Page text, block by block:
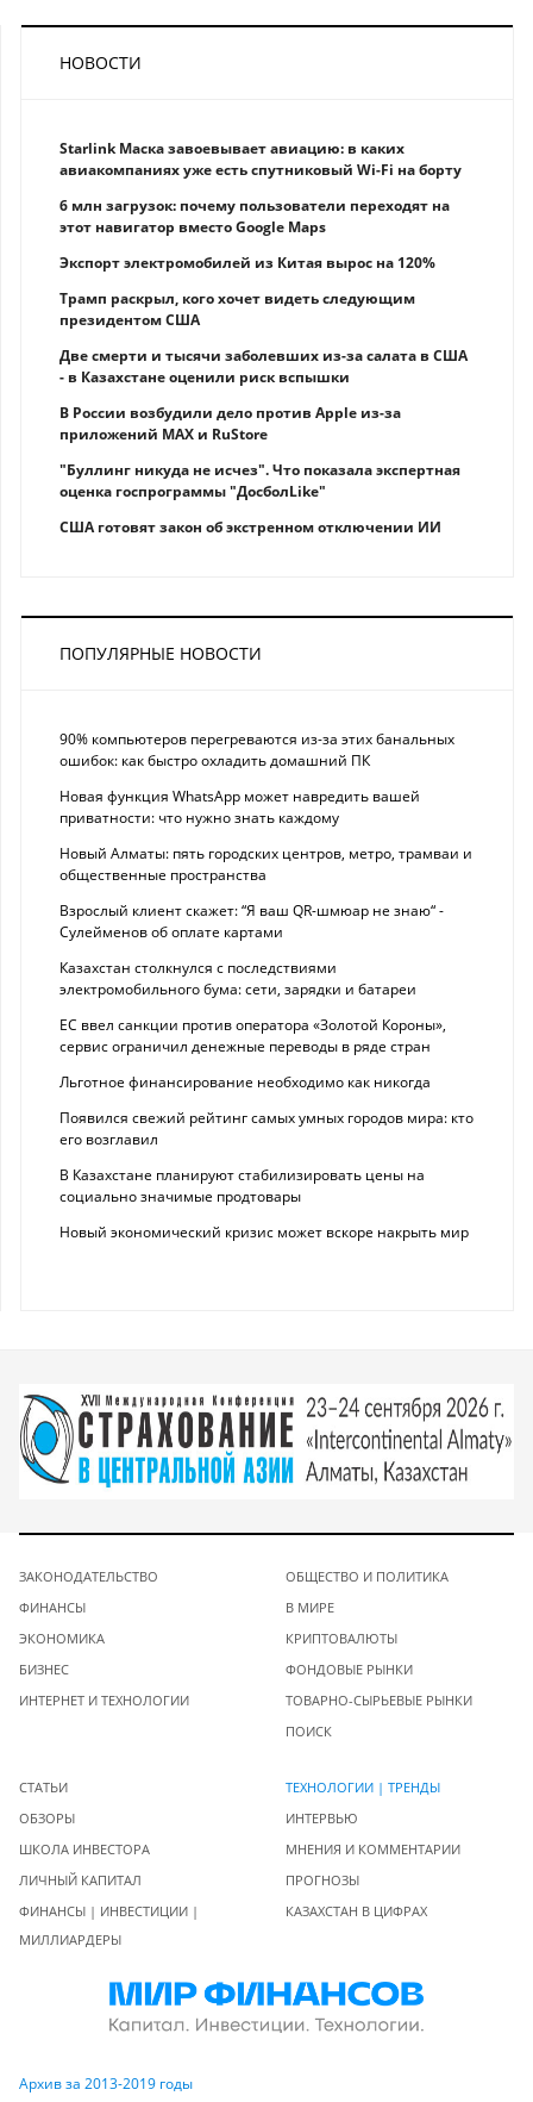
НОВОСТИ
Starlink Маска завоевывает авиацию: в каких
авиакомпаниях уже есть спутниковый Wi-Fi на борту
6 млн загрузок: почему пользователи переходят на
этот навигатор вместо Google Maps
Экспорт электромобилей из Китая вырос на 120%
Трамп раскрыл, кого хочет видеть следующим
президентом США
Две смерти и тысячи заболевших из-за салата в США
- в Казахстане оценили риск вспышки
В России возбудили дело против Apple из-за
приложений MAX и RuStore
"Буллинг никуда не исчез". Что показала экспертная
оценка госпрограммы "ДосболLike"
США готовят закон об экстренном отключении ИИ
ПОПУЛЯРНЫЕ НОВОСТИ
90% компьютеров перегреваются из-за этих банальных
ошибок: как быстро охладить домашний ПК
Новая функция WhatsApp может навредить вашей
приватности: что нужно знать каждому
Новый Алматы: пять городских центров, метро, трамваи и
общественные пространства
Взрослый клиент скажет: “Я ваш QR-шмюар не знаю“ -
Сулейменов об оплате картами
Казахстан столкнулся с последствиями
электромобильного бума: сети, зарядки и батареи
ЕС ввел санкции против оператора «Золотой Короны»,
сервис ограничил денежные переводы в ряде стран
Льготное финансирование необходимо как никогда
Появился свежий рейтинг самых умных городов мира: кто
его возглавил
В Казахстане планируют стабилизировать цены на
социально значимые продтовары
Новый экономический кризис может вскоре накрыть мир
ЗАКОНОДАТЕЛЬСТВО
ФИНАНСЫ
ЭКОНОМИКА
БИЗНЕС
ИНТЕРНЕТ И ТЕХНОЛОГИИ
ОБЩЕСТВО И ПОЛИТИКА
В МИРЕ
КРИПТОВАЛЮТЫ
ФОНДОВЫЕ РЫНКИ
ТОВАРНО-СЫРЬЕВЫЕ РЫНКИ
ПОИСК
СТАТЬИ
ОБЗОРЫ
ШКОЛА ИНВЕСТОРА
ЛИЧНЫЙ КАПИТАЛ
ФИНАНСЫ | ИНВЕСТИЦИИ |
МИЛЛИАРДЕРЫ
ТЕХНОЛОГИИ | ТРЕНДЫ
ИНТЕРВЬЮ
МНЕНИЯ И КОММЕНТАРИИ
ПРОГНОЗЫ
КАЗАХСТАН В ЦИФРАХ
Архив за 2013-2019 годы